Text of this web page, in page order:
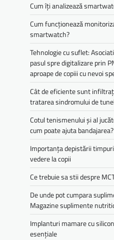
Cum îți analizează
Cum funcționează
smartwatch?
Tehnologie cu suflet:
pasul spre digitalizare prin
aproape de copiii cu nevoi
Cât de eficiente sunt
tratarea sindromului de
Cotul tenismenului și al
cum poate ajuta bandajarea?
Importanța depistării
vedere la copii
Ce trebuie sa stii despre
De unde pot cumpara
Magazine suplimente
Implanturi mamare cu
esențiale